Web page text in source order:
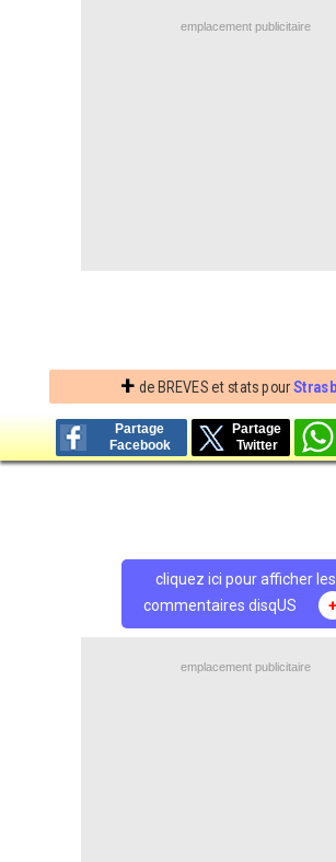
emplacement publicitaire
+ de BREVES et stats pour
Partage
Facebook
Partage
Twitter
cliquez ici pour afficher les
commentaires disqUS
+
emplacement publicitaire